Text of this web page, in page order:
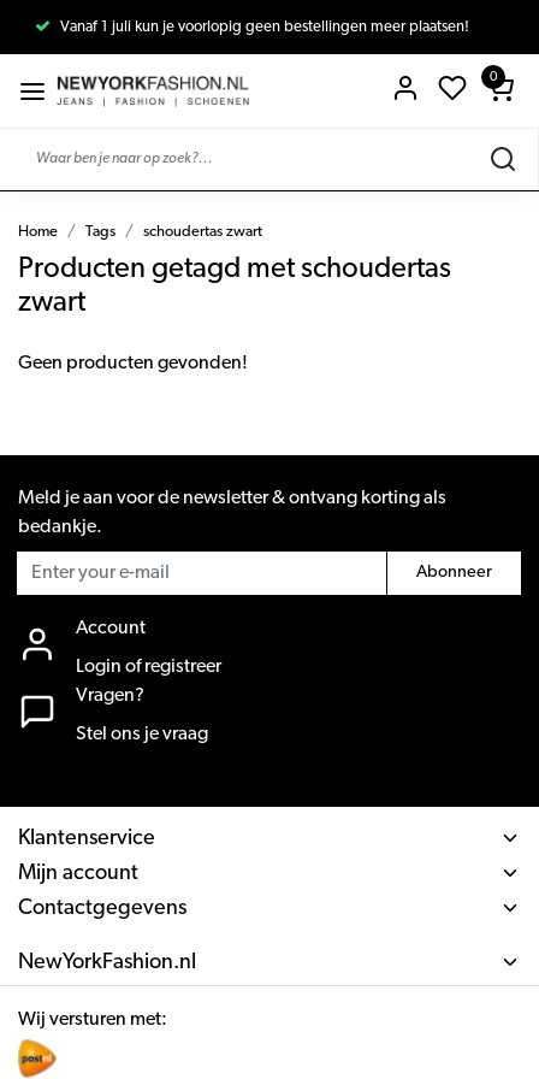
Vanaf 1 juli kun je voorlopig geen bestellingen meer plaatsen!
0
Home Tags schoudertas zwart
Producten getagd met schoudertas
zwart
Geen producten gevonden!
Meld je aan voor de newsletter & ontvang korting als
bedankje.
Abonneer
Account
Login of registreer
Vragen?
Stel ons je vraag
Klantenservice
Mijn account
Contactgegevens
NewYorkFashion.nl
Wij versturen met: